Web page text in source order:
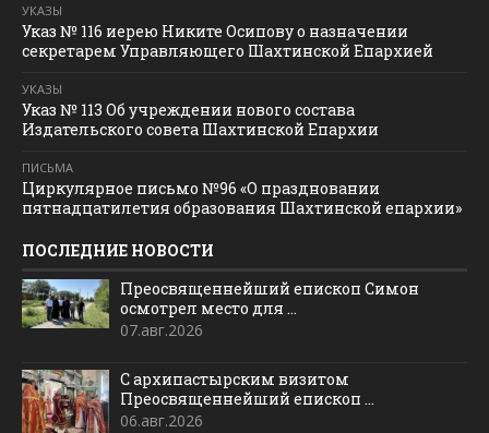
УКАЗЫ
Указ № 116 иерею Никите Осипову о назначении
секретарем Управляющего Шахтинской Епархией
УКАЗЫ
Указ № 113 Об учреждении нового состава
Издательского совета Шахтинской Епархии
ПИСЬМА
Циркулярное письмо №96 «О праздновании
пятнадцатилетия образования Шахтинской епархии»
ПОСЛЕДНИЕ НОВОСТИ
Преосвященнейший епископ Симон
осмотрел место для ...
07.авг.2026
С архипастырским визитом
Преосвященнейший епископ ...
06.авг.2026